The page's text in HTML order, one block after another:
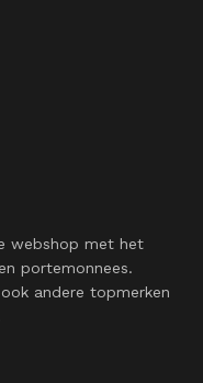
webshop met het
portemonnees.
andere topmerken